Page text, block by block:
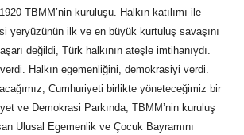
TBMM’nin kuruluşu. Halkın katılımı ile
yeryüzünün ilk ve en büyük kurtuluş savaşını
değildi, Türk halkının ateşle imtihanıydı.
Halkın egemenliğini, demokrasiyi verdi.
Cumhuriyeti birlikte yöneteceğimiz bir
ve Demokrasi Parkında, TBMM’nin kuruluş
Ulusal Egemenlik ve Çocuk Bayramını